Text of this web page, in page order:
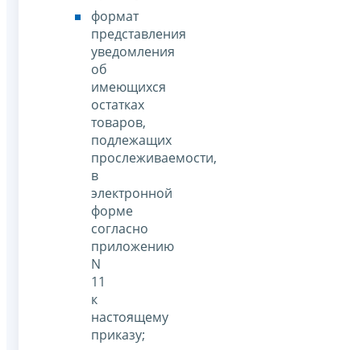
формат
представления
уведомления
об
имеющихся
остатках
товаров,
подлежащих
прослеживаемости,
в
электронной
форме
согласно
приложению
N
11
к
настоящему
приказу;